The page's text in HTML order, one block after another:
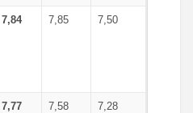
7,84 7,85 7,50
7,77 7,58 7,28